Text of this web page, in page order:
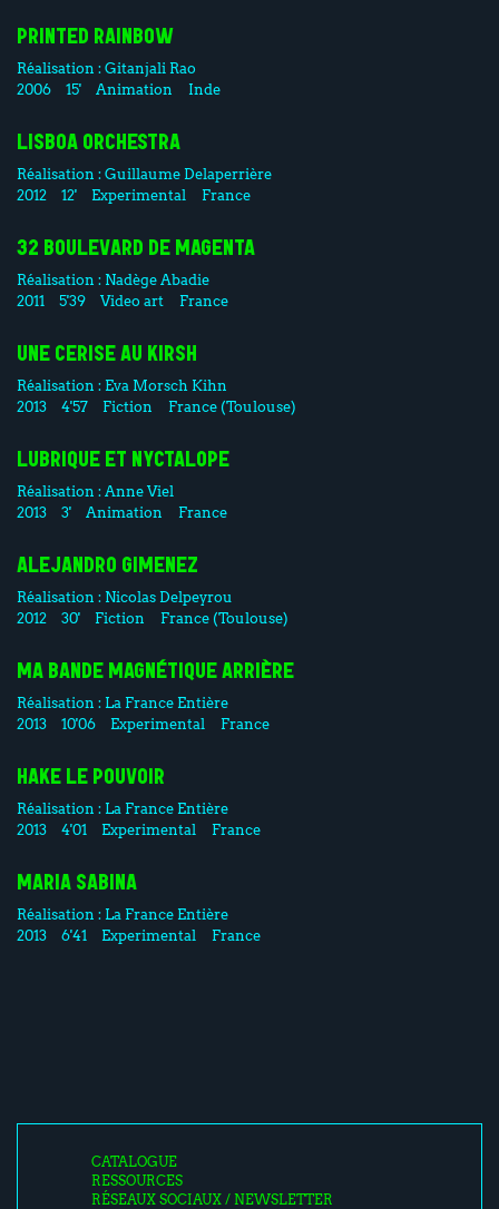
PRINTED RAINBOW
Réalisation :Gitanjali Rao
2006
15' Animation Inde
LISBOA ORCHESTRA
Réalisation :Guillaume Delaperrière
2012
12' Experimental France
32 BOULEVARD DE MAGENTA
Réalisation : Nadège Abadie
2011
5'39 Video art France
UNE CERISE AU KIRSH
Réalisation : Eva Morsch Kihn
2013
4'57 Fiction France (Toulouse)
LUBRIQUE ET NYCTALOPE
Réalisation :Anne Viel
2013
3' Animation France
ALEJANDRO GIMENEZ
Réalisation : Nicolas Delpeyrou
2012
30' Fiction France (Toulouse)
MA BANDE MAGNÉTIQUE ARRIÈRE
Réalisation : La France Entière
2013
10'06 Experimental France
HAKE LE POUVOIR
Réalisation : La France Entière
2013
4'01 Experimental France
MARIA SABINA
Réalisation : La France Entière
2013
6'41 Experimental France
CATALOGUE
RESSOURCES
RÉSEAUX SOCIAUX / NEWSLETTER